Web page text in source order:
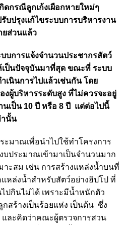
กรณีลูกเก้งเผือกหายใหม่ๆ
บปรุงแก้ไขระบบการบริหารงาน
ยส่วนแล้ว
บการแจ้งจำนวนประชากรสัตว์
ป็นปัจจุบันมาที่สุด ขณะที่ ระบบ
เนินการไปแล้วเช่นกัน โดย
งผู้บริหารระดับสูง ที่ไม่ควรจะอยู่
เป็น 10 ปี หรือ 8 ปี แต่ต่อไปนี้
านั้น
ะมาณเพื่อนำไปใช้ทำโครงการ
บประมาณเข้ามาเป็นจำนวนมาก
าะสม เช่น การสร้างแหล่งน้ำบนที่
หล่งน้ำสำหรับสัตว์อย่างฮิปโป ที่
ปกินไม่ได้ เพราะมีน้ำหนักตัว
สร้างเป็นร้อยแห่ง เป็นต้น ซึ่ง
ละคิดว่าคณะผู้ตรวจการสวน